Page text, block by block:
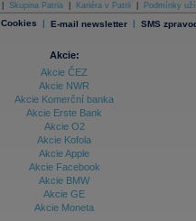
Skupina Patria Kariéra v Patrii Podmínky
Cookies | E-mail newsletter | SMS
Akcie:
Akcie ČEZ
Akcie NWR
Akcie Komerční banka
Akcie Erste Bank
Akcie O2
Akcie Kofola
Akcie Apple
Akcie Facebook
Akcie BMW
Akcie GE
Akcie Moneta